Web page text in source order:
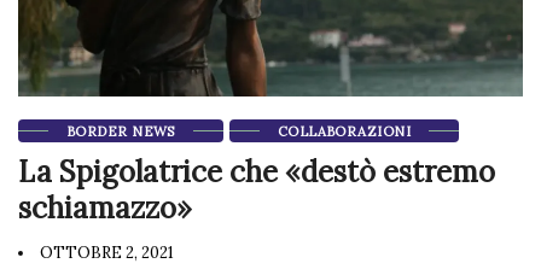
BORDER NEWS COLLABORAZIONI
La Spigolatrice che «destò estremo
schiamazzo»
OTTOBRE 2, 2021